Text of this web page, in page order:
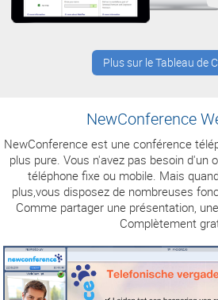
Plus sur le Tableau de
NewConference
NewConference est une conférence
plus pure. Vous n'avez pas besoin d'un
téléphone fixe ou mobile. Mais
plus,vous disposez de nombreuses
Comme partager une présentation,
Complètement